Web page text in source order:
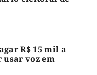
R$ 15 mil a
usar voz em